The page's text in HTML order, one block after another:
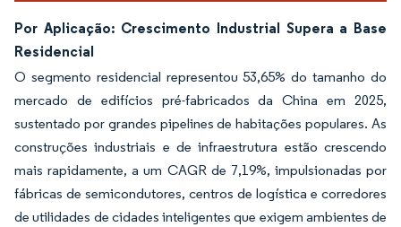
Por Aplicação: Crescimento Industrial Supera a Base
Residencial
O segmento residencial representou 53,65% do tamanho do
mercado de edifícios pré-fabricados da China em 2025,
sustentado por grandes pipelines de habitações populares. As
construções industriais e de infraestrutura estão crescendo
mais rapidamente, a um CAGR de 7,19%, impulsionadas por
fábricas de semicondutores, centros de logística e corredores
de utilidades de cidades inteligentes que exigem ambientes de